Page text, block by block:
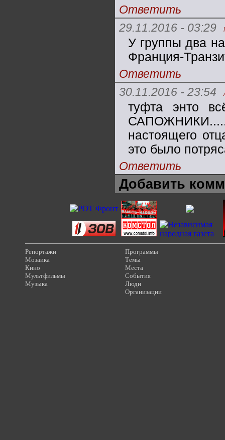
Ответить
29.11.2016 - 03:29
У группы два
Франция-
Ответить
30.11.2016 - 23:54
туфта энто
настоящего
это было
Ответить
Добавить
Репортажи
Мозаика
Кино
Мультфильмы
Музыка
Программы
Темы
Места
События
Люди
Организации